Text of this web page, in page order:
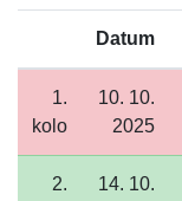
Datum
1.
kolo
10. 10.
2025
2.
14. 10.